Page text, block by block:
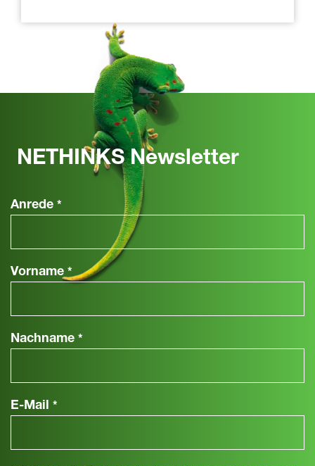
NETHINKS Newsletter
Anrede *
Vorname *
Nachname *
E-Mail *